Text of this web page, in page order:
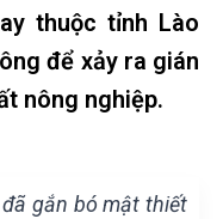
thuộc tỉnh Lào
để xảy ra gián
nông nghiệp.
gắn bó mật thiết